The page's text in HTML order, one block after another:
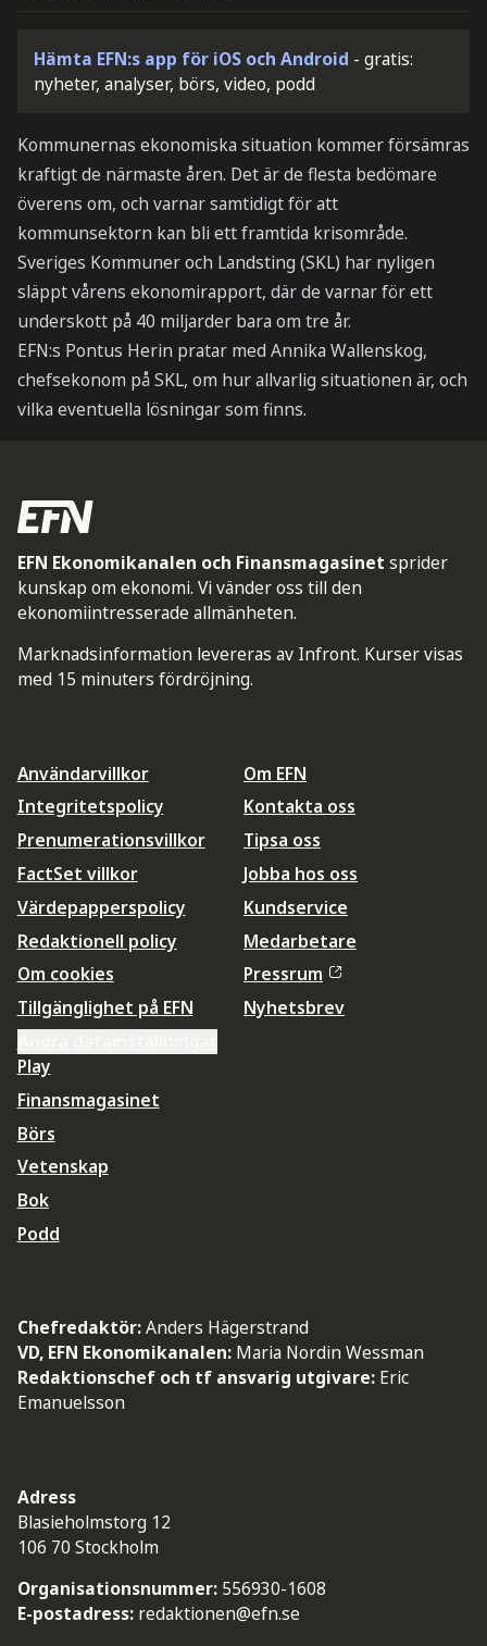
Hämta EFN:s app för iOS och Android - gratis:
nyheter, analyser, börs, video, podd
Kommunernas ekonomiska situation kommer försämras
kraftigt de närmaste åren. Det är de flesta bedömare
överens om, och varnar samtidigt för att
kommunsektorn kan bli ett framtida krisområde.
Sveriges Kommuner och Landsting (SKL) har nyligen
släppt vårens ekonomirapport, där de varnar för ett
underskott på 40 miljarder bara om tre år.
EFN:s Pontus Herin pratar med Annika Wallenskog,
chefsekonom på SKL, om hur allvarlig situationen är, och
vilka eventuella lösningar som finns.
EFN Ekonomikanalen och Finansmagasinet sprider
kunskap om ekonomi. Vi vänder oss till den
ekonomiintresserade allmänheten.
Marknadsinformation levereras av Infront. Kurser visas
med 15 minuters fördröjning.
Användarvillkor
Integritetspolicy
Prenumerationsvillkor
FactSet villkor
Värdepapperspolicy
Redaktionell policy
Om cookies
Tillgänglighet på EFN
Om EFN
Kontakta oss
Tipsa oss
Jobba hos oss
Kundservice
Medarbetare
Pressrum
Nyhetsbrev
Play
Finansmagasinet
Börs
Vetenskap
Bok
Podd
Chefredaktör:Anders Hägerstrand
VD, EFN Ekonomikanalen: Maria Nordin Wessman
Redaktionschef och tf ansvarig utgivare: Eric
Emanuelsson
Adress
Blasieholmstorg 12
106 70 Stockholm
Organisationsnummer: 556930-1608
E-postadress: redaktionen@efn.se